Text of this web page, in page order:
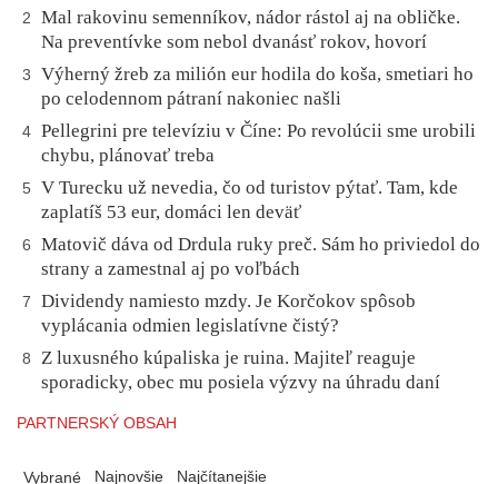
2
Mal rakovinu semenníkov, nádor rástol aj na obličke.
Na preventívke som nebol dvanásť rokov, hovorí
3
Výherný žreb za milión eur hodila do koša, smetiari ho
po celodennom pátraní nakoniec našli
4 Pellegrini pre televíziu v Číne: Po revolúcii sme urobili
chybu, plánovať treba
5
V Turecku už nevedia, čo od turistov pýtať. Tam, kde
zaplatíš 53 eur, domáci len deväť
6
Matovič dáva od Drdula ruky preč. Sám ho priviedol do
strany a zamestnal aj po voľbách
7
Dividendy namiesto mzdy. Je Korčokov spôsob
vyplácania odmien legislatívne čistý?
8
Z luxusného kúpaliska je ruina. Majiteľ reaguje
sporadicky, obec mu posiela výzvy na úhradu daní
PARTNERSKÝ OBSAH
Vybrané Najnovšie Najčítanejšie